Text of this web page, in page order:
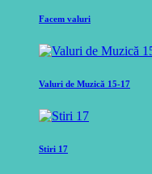
Facem valuri
Valuri de Muzică 15-17
Stiri 17